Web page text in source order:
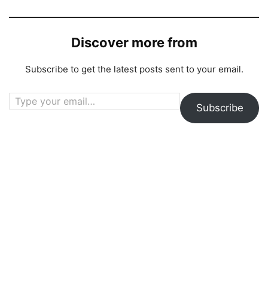
Discover more from
Subscribe to get the latest posts sent to your email.
Type your email…
Subscribe